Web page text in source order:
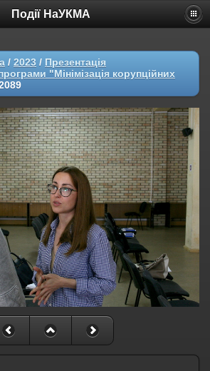
Події НаУКМА
/ 2023 / Презентація
"Мінімізація корупційних